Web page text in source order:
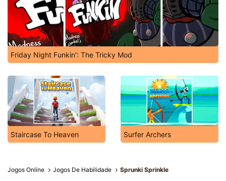
Friday Night Funkin': The Tricky Mod
Staircase To Heaven Surfer Archers
Jogos Online Jogos De Habilidade Sprunki Sprinkle